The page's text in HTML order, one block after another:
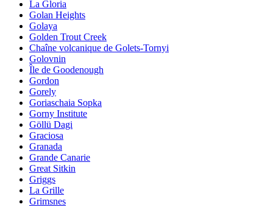
La Gloria
Golan Heights
Golaya
Golden Trout Creek
Chaîne volcanique de Golets-Tornyi
Golovnin
Île de Goodenough
Gordon
Gorely
Goriaschaia Sopka
Gorny Institute
Göllü Dagi
Graciosa
Granada
Grande Canarie
Great Sitkin
Griggs
La Grille
Grimsnes